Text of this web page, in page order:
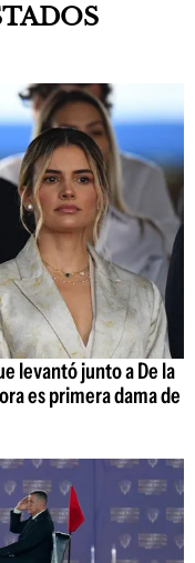
levantó junto a De la
es primera dama de